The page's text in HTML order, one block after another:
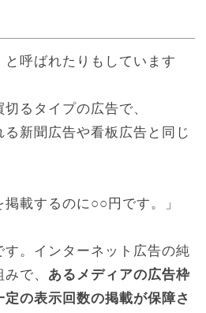
呼ばれたりもしています
るタイプの広告で、
新聞広告や看板広告と同じ
掲載するのに○○円です。」
す。インターネット広告の純
で、 あるメディアの広告枠
の表示回数の掲載が保障さ